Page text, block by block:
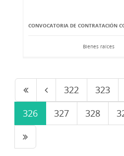
CONVOCATORIA DE CONTRATACIÓN
Bienes raíces
322 323
326
327 328